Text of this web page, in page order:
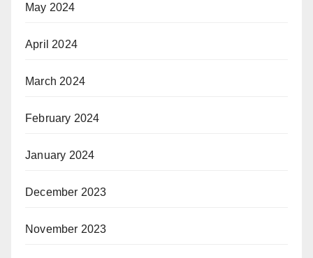
May 2024
April 2024
March 2024
February 2024
January 2024
December 2023
November 2023